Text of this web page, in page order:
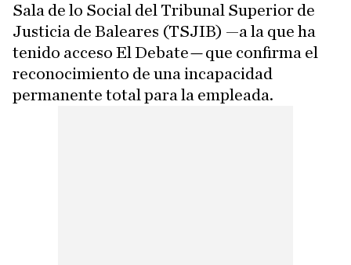
Sala de lo Social del Tribunal Superior de
Justicia de Baleares (TSJIB) —a la que ha
tenido acceso El Debate—que confirma el
reconocimiento de una incapacidad
permanente total para la empleada.